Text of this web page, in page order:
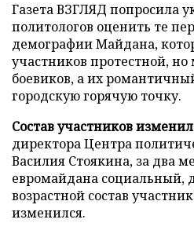
Газета ВЗГЛЯД попросила
политологов оценить те
демографии Майдана,
участников протестной,
боевиков, а их
городскую горячую точку.
Состав участников
директора Центра
Василия Стоякина, за два
евромайдана социальный,
возрастной состав
изменился.